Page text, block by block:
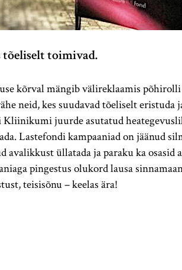
tõeliselt toimivad.
kõrval mängib välireklaamis
neid, kes suudavad tõeliselt eristuda
Kliinikumi juurde asutatud
Lastefondi kampaaniad on jäänud
avalikkust üllatada ja paraku ka osasid
pingestus olukord lausa
teisisõnu – keelas ära!